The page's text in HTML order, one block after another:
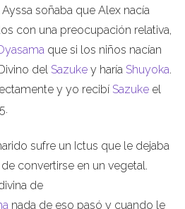
soñaba que Alex nacía
con una preocupación relativa,
que si los niños nacían
del Sazuke y haría Shuyoka.
y yo recibí Sazuke el
sufre un Ictus que le dejaba
convertirse en un vegetal.
de
nada de eso pasó y cuando le